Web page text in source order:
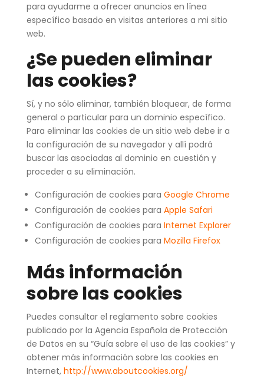
para ayudarme a ofrecer anuncios en línea
específico basado en visitas anteriores a mi sitio
web.
¿Se pueden eliminar
las cookies?
Sí, y no sólo eliminar, también bloquear, de forma
general o particular para un dominio específico.
Para eliminar las cookies de un sitio web debe ir a
la configuración de su navegador y allí podrá
buscar las asociadas al dominio en cuestión y
proceder a su eliminación.
Configuración de cookies para Google Chrome
Configuración de cookies para Apple Safari
Configuración de cookies para Internet Explorer
Configuración de cookies para Mozilla Firefox
Más información
sobre las cookies
Puedes consultar el reglamento sobre cookies
publicado por la Agencia Española de Protección
de Datos en su “Guía sobre el uso de las cookies” y
obtener más información sobre las cookies en
Internet, http://www.aboutcookies.org/